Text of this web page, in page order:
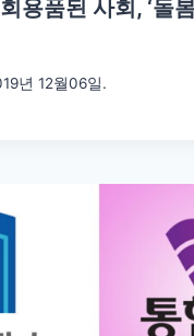
용품된 사회, ‘돌
년 12월06일.